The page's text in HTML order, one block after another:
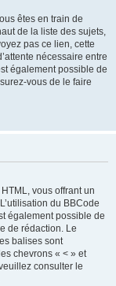
êtes en train de
de la liste des sujets,
pas ce lien, cette
nécessaire entre
également possible de
vous de le faire
vous offrant un
du BBCode
également possible de
de rédaction. Le
balises sont
chevrons « < » et
consulter le